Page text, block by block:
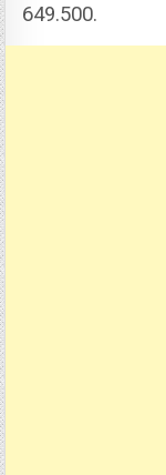
649.500.